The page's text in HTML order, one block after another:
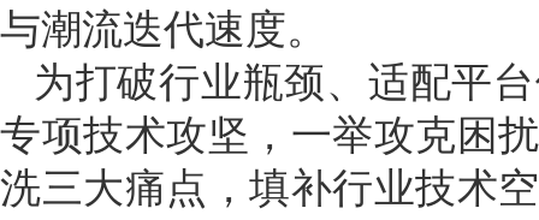
与潮流迭代速度。
为打破行业瓶颈、适配平
专项技术攻坚，一举攻克困
洗三大痛点，填补行业技术